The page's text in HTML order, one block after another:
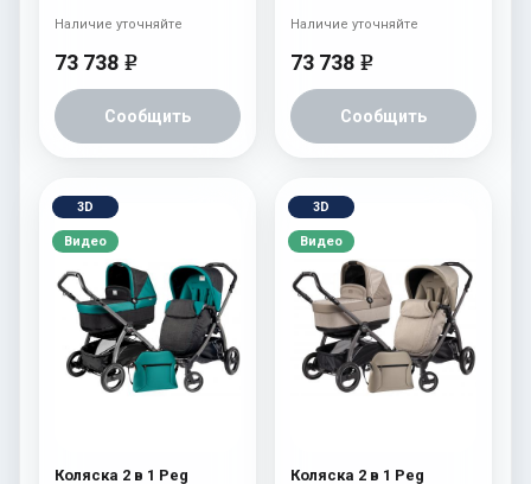
Pop-Up Completo) Tulip
73 738 e
Сообщить
Наличие уточняйте
Pop-Up Completo)
Atmosphere
73 738 e
Сообщить
Наличие уточняйте
3D
Видео
Коляска 2 в 1 Peg
3D
Видео
Коляска 2 в 1 Peg